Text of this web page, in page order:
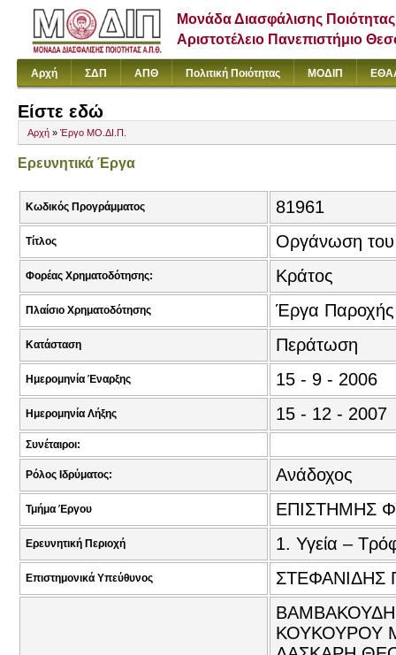
Μονάδα Διασφάλισης Ποιότητας
Αριστοτέλειο Πανεπιστήμιο
Αρχή ΣΔΠ ΑΠΘ Πολιτική Ποιότητας ΜΟΔΙΠ
Είστε εδώ
Αρχή » Έργο ΜΟ.ΔΙ.Π.
Ερευνητικά Έργα
Κωδικός Προγράμματος 81961
Τίτλος Οργάνωση του
Φορέας Χρηματοδότησης: Κράτος
Πλαίσιο Χρηματοδότησης Έργα
Κατάσταση Περάτωση
Ημερομηνία Έναρξης 15 - 9 - 2006
Ημερομηνία Λήξης 15 - 12 - 2007
Συνέταιροι:
Ρόλος Ιδρύματος: Ανάδοχος
Τμήμα Έργου ΕΠΙΣΤΗΜΗΣ
Ερευνητική Περιοχή 1. Υγεία –
Επιστημονικά Υπεύθυνος ΣΤΕΦΑΝΙΔΗΣ
ΚΟΥΚΟΥΡΟΥ